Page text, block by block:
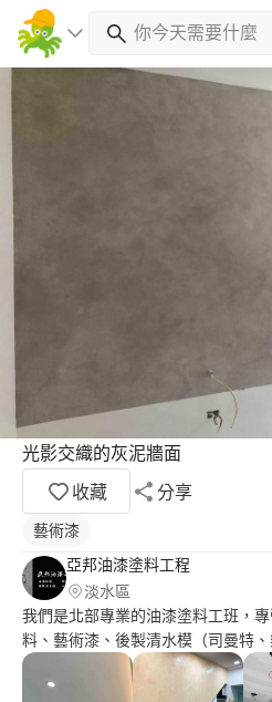
光影交織的灰泥牆面
收藏
分享
藝術漆
亞邦油漆塗料工程
淡水區
我們是北部專業的油漆塗料工班，
料、藝術漆、後製清水模（司曼特
提供免費丈量及估價服務 我們不會漫天喊價，但羊毛出在羊身
上，對等且透明的價格才能夠得到對